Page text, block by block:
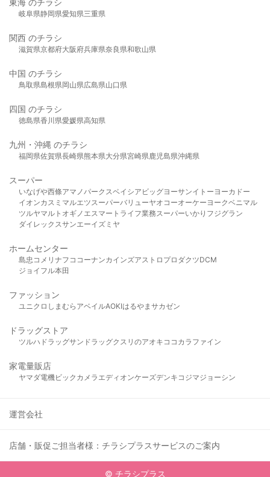
東海 のチラシ
岐阜県静岡県愛知県三重県
関西 のチラシ
滋賀県京都府大阪府兵庫県奈良県和歌山県
中国 のチラシ
鳥取県島根県岡山県広島県山口県
四国 のチラシ
徳島県香川県愛媛県高知県
九州・沖縄 のチラシ
福岡県佐賀県長崎県熊本県大分県宮崎県鹿児島県沖縄県
スーパー
いなげや西條アマノパークスベイシア ビッグヨーサンイトーヨーカドー
イオンカスミ マルエツスーパーバリューヤオコーオーケー ヨークベニマル
ツルヤマルト オギノ エスマート ライフ業務スーパーいかり フジグラン
ダイレックスサンエーイズミヤ
ホームセンター
島忠 コメリ ナフコ コーナンカインズアストロプロダクツDCM
ジョイフル本田
ファッション
ユニクロ しまむら アベイルAOKIはるやま サカゼン
ドラッグストア
ツルハドラッグサンドラッグクスリのアオキ ココカラファイン
家電量販店
ヤマダ電機ビックカメラ エディオンケーズデンキ コジマジョーシン
運営会社
店舗・販促ご担当者様：チラシプラスサービスのご案内
© チラシプラス